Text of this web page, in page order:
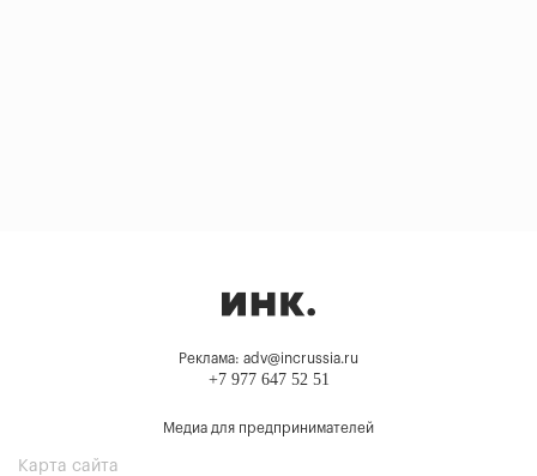
Реклама: adv@incrussia.ru
+7 977 647 52 51
Медиа для предпринимателей
Карта сайта